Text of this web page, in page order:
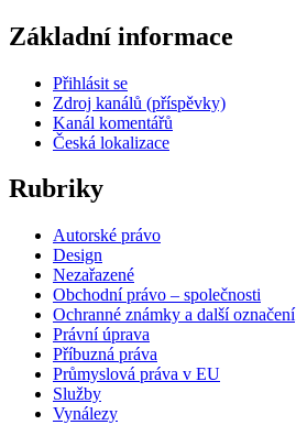
Základní informace
Přihlásit se
Zdroj kanálů (příspěvky)
Kanál komentářů
Česká lokalizace
Rubriky
Autorské právo
Design
Nezařazené
Obchodní právo – společnosti
Ochranné známky a další označení
Právní úprava
Příbuzná práva
Průmyslová práva v EU
Služby
Vynálezy